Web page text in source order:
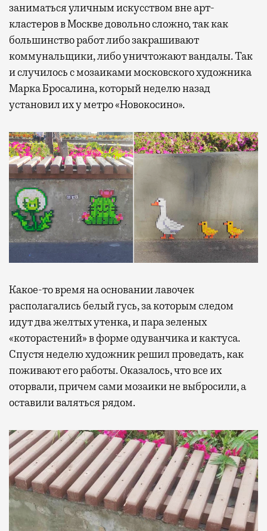
заниматься уличным искусством вне арт-
кластеров в Москведовольно сложно, так как
большинство работ либо закрашивают
коммунальщики, либо уничтожают вандалы. Так
и случилось с мозаиками московского художника
Марка Бросалина, который неделю назад
установил их у метро «Новокосино».
Какое-то время на основании лавочек
располагались белый гусь, за которым следом
идут два желтых утенка, и пара зеленых
«которастений» в форме одуванчика и кактуса.
Спустя неделю художник решил проведать, как
поживают его работы. Оказалось, что все их
оторвали, причем сами мозаики не выбросили, а
оставили валяться рядом.